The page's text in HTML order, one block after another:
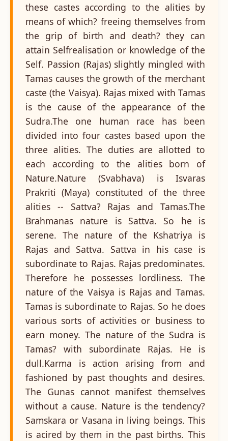
these castes according to the alities by
means of which? freeing themselves from
the grip of birth and death? they can
attain Selfrealisation or knowledge of the
Self. Passion (Rajas) slightly mingled with
Tamas causes the growth of the merchant
caste (the Vaisya). Rajas mixed with Tamas
is the cause of the appearance of the
Sudra.The one human race has been
divided into four castes based upon the
three alities. The duties are allotted to
each according to the alities born of
Nature.Nature (Svabhava) is Isvaras
Prakriti (Maya) constituted of the three
alities -- Sattva? Rajas and Tamas.The
Brahmanas nature is Sattva. So he is
serene. The nature of the Kshatriya is
Rajas and Sattva. Sattva in his case is
subordinate to Rajas. Rajas predominates.
Therefore he possesses lordliness. The
nature of the Vaisya is Rajas and Tamas.
Tamas is subordinate to Rajas. So he does
various sorts of activities or business to
earn money. The nature of the Sudra is
Tamas? with subordinate Rajas. He is
dull.Karma is action arising from and
fashioned by past thoughts and desires.
The Gunas cannot manifest themselves
without a cause. Nature is the tendency?
Samskara or Vasana in living beings. This
is acired by them in the past births. This